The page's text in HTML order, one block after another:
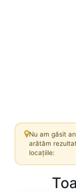
Nu am găsit
arătăm
locațiile: